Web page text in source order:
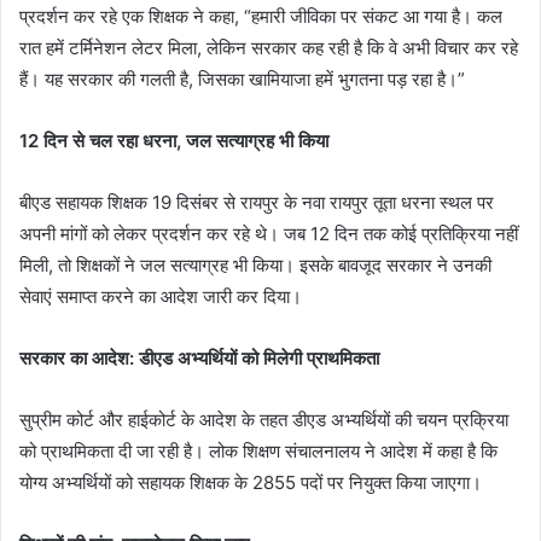
प्रदर्शन कर रहे एक शिक्षक ने कहा, “हमारी जीविका पर संकट आ गया है। कल
रात हमें टर्मिनेशन लेटर मिला, लेकिन सरकार कह रही है कि वे अभी विचार कर रहे
हैं। यह सरकार की गलती है, जिसका खामियाजा हमें भुगतना पड़ रहा है।”
12 दिन से चल रहा धरना, जल सत्याग्रह भी किया
बीएड सहायक शिक्षक 19 दिसंबर से रायपुर के नवा रायपुर तूता धरना स्थल पर
अपनी मांगों को लेकर प्रदर्शन कर रहे थे। जब 12 दिन तक कोई प्रतिक्रिया नहीं
मिली, तो शिक्षकों ने जल सत्याग्रह भी किया। इसके बावजूद सरकार ने उनकी
सेवाएं समाप्त करने का आदेश जारी कर दिया।
सरकार का आदेश: डीएड अभ्यर्थियों को मिलेगी प्राथमिकता
सुप्रीम कोर्ट और हाईकोर्ट के आदेश के तहत डीएड अभ्यर्थियों की चयन प्रक्रिया
को प्राथमिकता दी जा रही है। लोक शिक्षण संचालनालय ने आदेश में कहा है कि
योग्य अभ्यर्थियों को सहायक शिक्षक के 2855 पदों पर नियुक्त किया जाएगा।